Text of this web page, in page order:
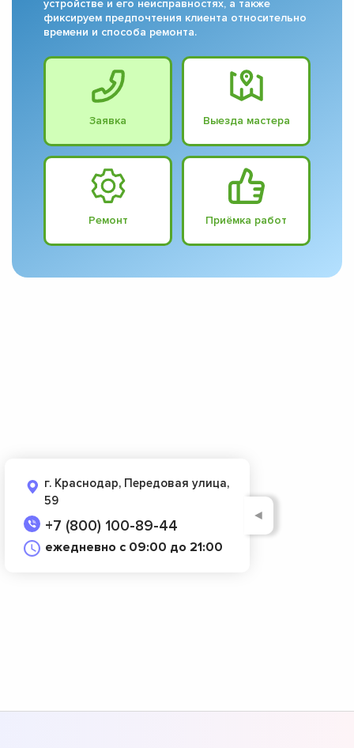
устройстве и его неисправностях, а также
фиксируем предпочтения клиента относительно
времени и способа ремонта.
Заявка Выезда мастера
Ремонт Приёмка работ
г. Краснодар, Передовая улица,
59
+7 (800) 100-89-44
ежедневно с 09:00 до 21:00
◄